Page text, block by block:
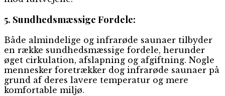
5. Sundhedsmæssige Fordele:
Både almindelige og infrarøde saunaer tilbyder
en række sundhedsmæssige fordele, herunder
øget cirkulation, afslapning og afgiftning. Nogle
mennesker foretrækker dog infrarøde saunaer på
grund af deres lavere temperatur og mere
komfortable miljø.